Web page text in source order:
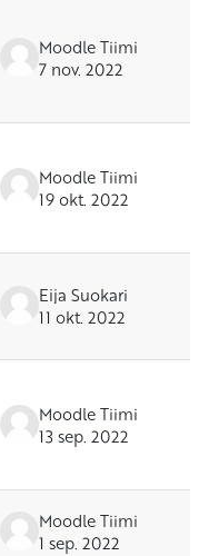
Moodle Tiimi
7 nov. 2022
Moodle Tiimi
19 okt. 2022
Eija Suokari
11 okt. 2022
Moodle Tiimi
13 sep. 2022
Moodle Tiimi
1 sep. 2022